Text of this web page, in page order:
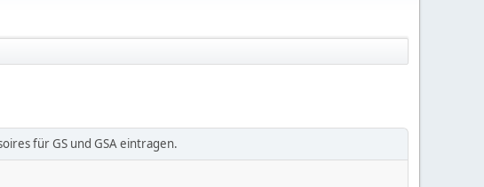
für GS und GSA eintragen.